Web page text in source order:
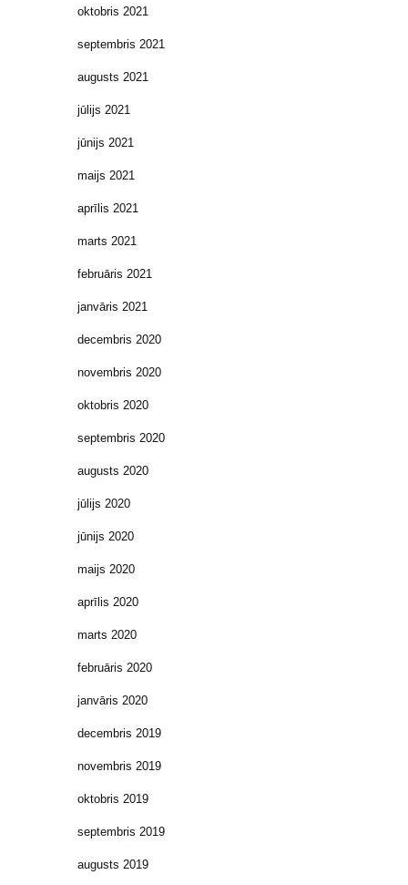
oktobris 2021
septembris 2021
augusts 2021
jūlijs 2021
jūnijs 2021
maijs 2021
aprīlis 2021
marts 2021
februāris 2021
janvāris 2021
decembris 2020
novembris 2020
oktobris 2020
septembris 2020
augusts 2020
jūlijs 2020
jūnijs 2020
maijs 2020
aprīlis 2020
marts 2020
februāris 2020
janvāris 2020
decembris 2019
novembris 2019
oktobris 2019
septembris 2019
augusts 2019